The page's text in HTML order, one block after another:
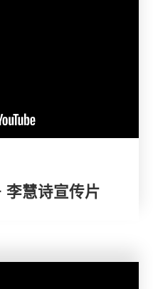
李慧诗宣传片